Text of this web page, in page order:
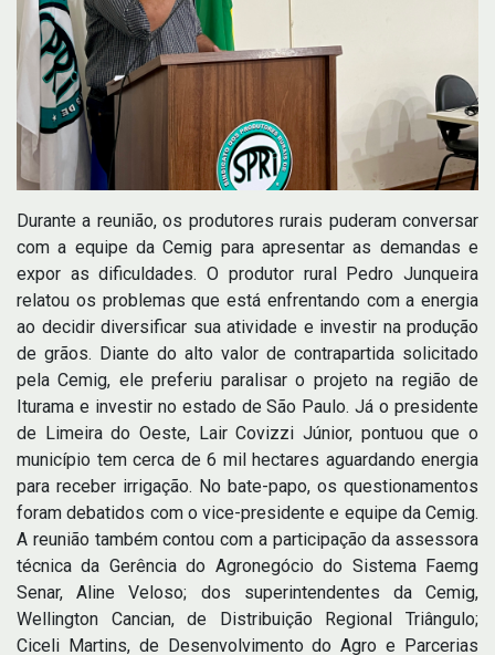
Durante a reunião, os produtores rurais puderam conversar
com a equipe da Cemig para apresentar as demandas e
expor as dificuldades. O produtor rural Pedro Junqueira
relatou os problemas que está enfrentando com a energia
ao decidir diversificar sua atividade e investir na produção
de grãos. Diante do alto valor de contrapartida solicitado
pela Cemig, ele preferiu paralisar o projeto na região de
Iturama e investir no estado de São Paulo. Já o presidente
de Limeira do Oeste, Lair Covizzi Júnior, pontuou que o
município tem cerca de 6 mil hectares aguardando energia
para receber irrigação. No bate-papo, os questionamentos
foram debatidos com o vice-presidente e equipe da Cemig.
A reunião também contou com a participação da assessora
técnica da Gerência do Agronegócio do Sistema Faemg
Senar, Aline Veloso; dos superintendentes da Cemig,
Wellington Cancian, de Distribuição Regional Triângulo;
Ciceli Martins, de Desenvolvimento do Agro e Parcerias